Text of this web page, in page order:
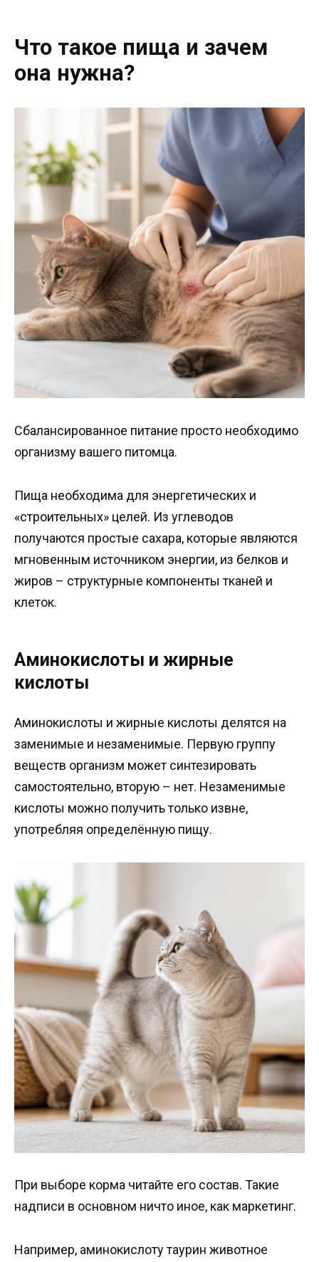
Что такое пища и зачем
она нужна?
Сбалансированное питание просто необходимо
организму вашего питомца.
Пища необходима для энергетических и
«строительных» целей. Из углеводов
получаются простые сахара, которые являются
мгновенным источником энергии, из белков и
жиров – структурные компоненты тканей и
клеток.
Аминокислоты и жирные
кислоты
Аминокислоты и жирные кислоты делятся на
заменимые и незаменимые. Первую группу
веществ организм может синтезировать
самостоятельно, вторую – нет. Незаменимые
кислоты можно получить только извне,
употребляя определённую пищу.
При выборе корма читайте его состав. Такие
надписи в основном ничто иное, как маркетинг.
Например, аминокислоту таурин животное